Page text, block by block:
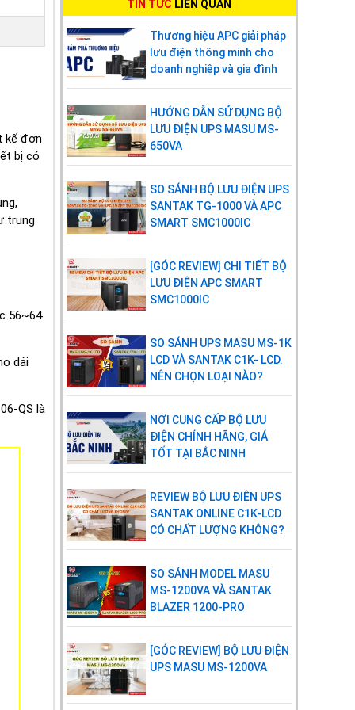
kế đơn
bị có
trung
56~64
dải
QS là
Dưới 1% tổng méo hài
Dưới 4% tổng méo hài
(THD) (tải không tuyến
tính)
Thời gian
chuyển
mạch từ
sang chế độ
ắc quy
0s
Thời gian
mạch từ
Inverter
sang
Bypass
Dạng sóng
(chế độ ắc
quy)
Sóng sin chuẩn
Quá tải (tại
chế độ AC)
100%~110%: 10 phút –
110%~130%: 1 phút –
>130%: 1 giây
chế độ ắc
quy)
110%~130%: 10 giây –
>130%: 1 giây
CẢNH BÁO & CHỈ SỐ
Chế độ ắc
quy
Phát âm thanh mỗi 4 giây
Chế độ ắc
quy yếu
Phát âm thanh mỗi 2 giây
Tình trạng
quá tải
TIN TỨC LIÊN QUAN
Thương hiệu APC giải pháp
lưu điện thông minh cho
doanh nghiệp và gia đình
HƯỚNG DẪN SỬ DỤNG BỘ
LƯU ĐIỆN UPS MASU MS-
650VA
SO SÁNH BỘ LƯU ĐIỆN UPS
SANTAK TG-1000 VÀ APC
SMART SMC1000IC
[GÓC REVIEW] CHI TIẾT BỘ
LƯU ĐIỆN APC SMART
SMC1000IC
SO SÁNH UPS MASU MS-1K
LCD VÀ SANTAK C1K- LCD.
NÊN CHỌN LOẠI NÀO?
NƠI CUNG CẤP BỘ LƯU
ĐIỆN CHÍNH HÃNG, GIÁ
TỐT TẠI BẮC NINH
REVIEW BỘ LƯU ĐIỆN UPS
SANTAK ONLINE C1K-LCD
CÓ CHẤT LƯỢNG KHÔNG?
SO SÁNH MODEL MASU
MS-1200VA VÀ SANTAK
BLAZER 1200-PRO
[GÓC REVIEW] BỘ LƯU ĐIỆN
UPS MASU MS-1200VA